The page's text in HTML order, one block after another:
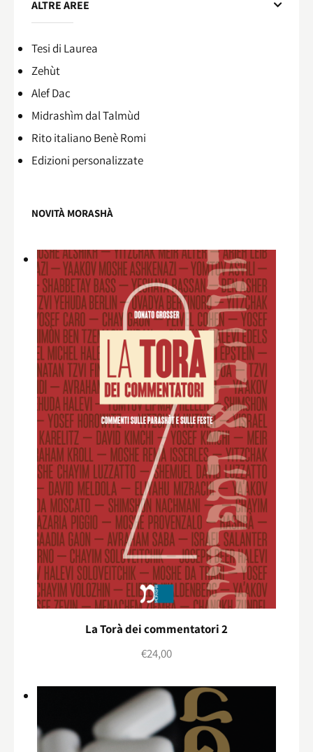
ALTRE AREE
Tesi di Laurea
Zehùt
Alef Dac
Midrashìm dal Talmùd
Rito italiano Benè Romi​
Edizioni personalizzate
NOVITÀ MORASHÀ
La Torà dei commentatori 2
€24,00